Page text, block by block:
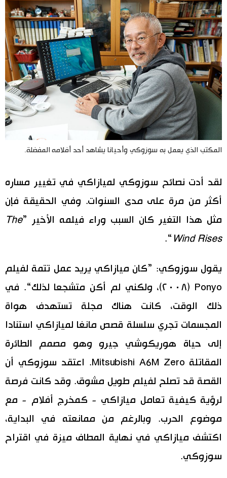
المكتب الذي يعمل به سوزوكي وأحيانا يشاهد أحد أفلامه المفضلة.
لقد أدت نصائح سوزوكي لميازاكي في تغيير مساره
أكثر من مرة على مدى السنوات. وفي الحقيقة فإن
مثل هذا التغير كان السبب وراء فيلمه الأخير ”The
Wind Rises
“.
يقول سوزوكي: ”كان ميازاكي يريد عمل تتمة لفيلم
Ponyo (٢٠٠٨)، ولكني لم أكن متشجعا لذلك“. في
ذلك الوقت، كانت هناك مجلة تستهدف هواة
المجسمات تجري سلسلة قصص مانغا لميازاكي استنادا
إلى حياة هوريكوشي جيرو وهو مصمم الطائرة
المقاتلة Mitsubishi A6M Zero. اعتقد سوزوكي أن
القصة قد تصلح لفيلم طويل مشوق. وقد كانت فرصة
لرؤية كيفية تعامل ميازاكي - كمخرج أفلام - مع
موضوع الحرب. وبالرغم من ممانعته في البداية،
اكتشف ميازاكي في نهاية المطاف ميزة في اقتراح
سوزوكي.